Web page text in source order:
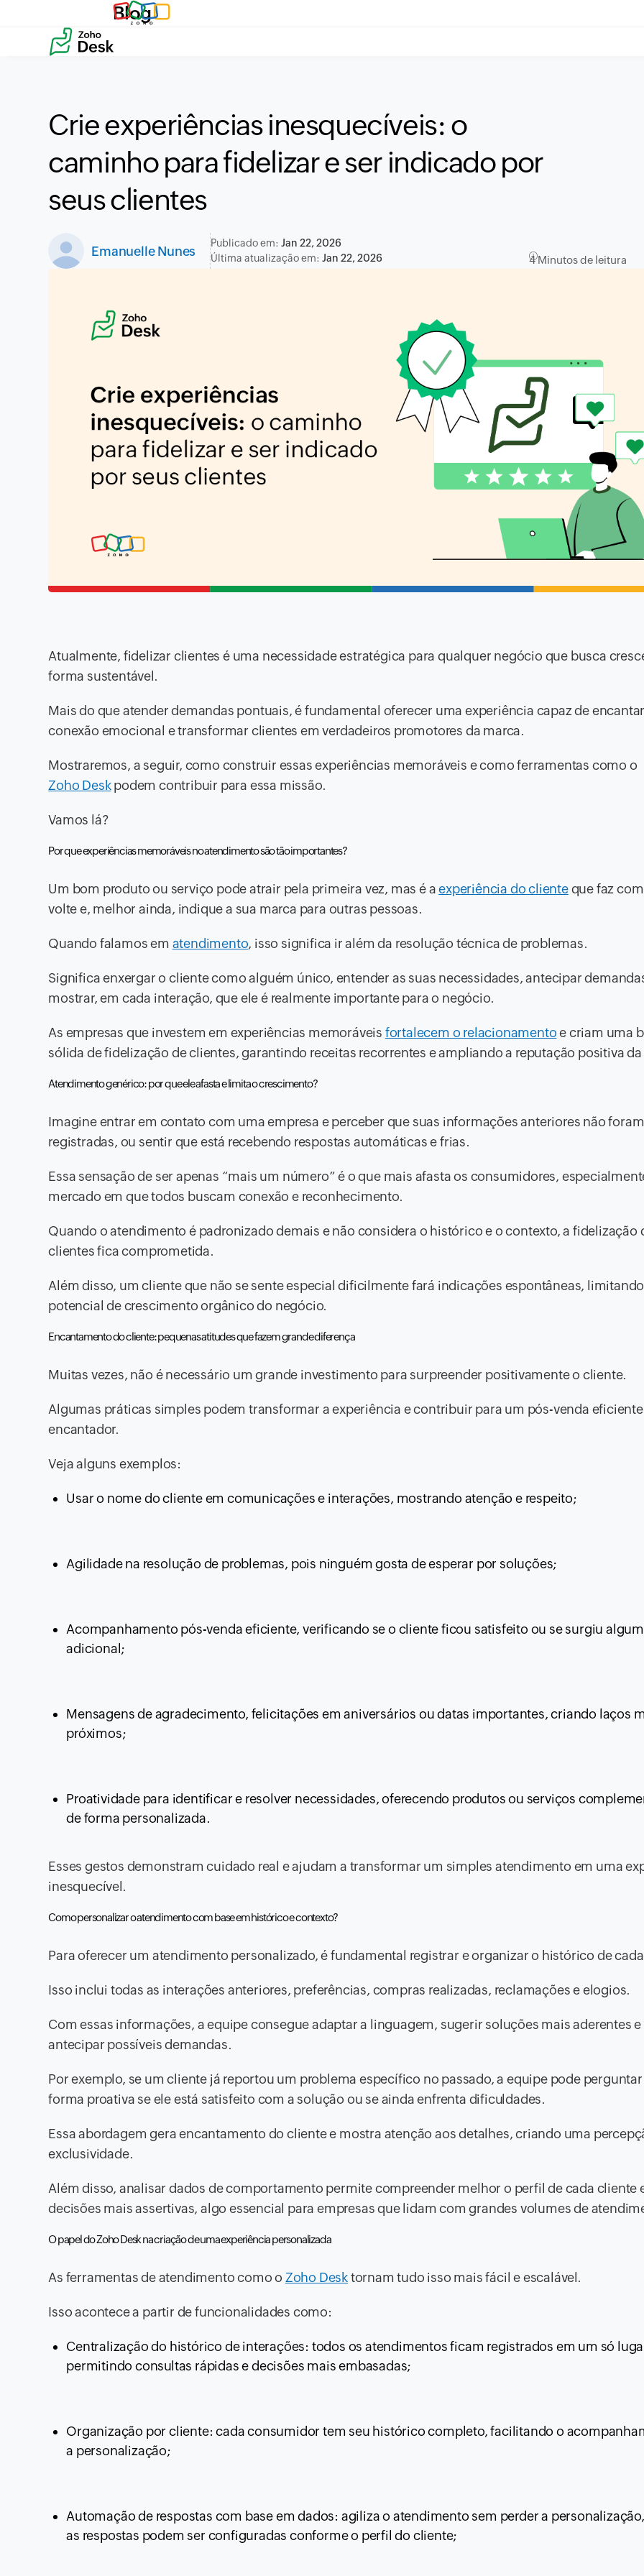
Blog
Crie experiências inesquecíveis: o
caminho para fidelizar e ser indicado por
seus clientes
Emanuelle Nunes
Publicado em:Jan 22, 2026
Última atualização em:Jan 22, 2026 4 Minutos de leitura
Atualmente, fidelizar clientes é uma necessidade estratégica para qualquer negócio que busca
forma sustentável.
Mais do que atender demandas pontuais, é fundamental oferecer uma experiência capaz de
conexão emocional e transformar clientes em verdadeiros promotores da marca.
Mostraremos, a seguir, como construir essas experiências memoráveis e como ferramentas como o
Zoho Deskpodem contribuir para essa missão.
Vamos lá?
Por que experiências memoráveis no atendimento são tão importantes?
Um bom produto ou serviço pode atrair pela primeira vez, mas é aexperiência do clienteque faz
volte e, melhor ainda, indique a sua marca para outras pessoas.
Quando falamos em atendimento, isso significa ir além da resolução técnica de problemas.
Significa enxergar o cliente como alguém único, entender as suas necessidades, antecipar
mostrar, em cada interação, que ele é realmente importante para o negócio.
As empresas que investem em experiências memoráveis fortalecem o relacionamentoe criam uma
sólida de fidelização de clientes, garantindo receitas recorrentes e ampliando a reputação positiva
Atendimento genérico: por que ele afasta e limita o crescimento?
Imagine entrar em contato com uma empresa e perceber que suas informações anteriores não foram
registradas, ou sentir que está recebendo respostas automáticas e frias.
Essa sensação de ser apenas “mais um número” é o que mais afasta os consumidores,
mercado em que todos buscam conexão e reconhecimento.
Quando o atendimento é padronizado demais e não considera o histórico e o contexto, a fidelização
clientes fica comprometida.
Além disso, um cliente que não se sente especial dificilmente fará indicações espontâneas,
potencial de crescimento orgânico do negócio.
Encantamento do cliente: pequenas atitudes que fazem grande diferença
Muitas vezes, não é necessário um grande investimento para surpreender positivamente o cliente.
Algumas práticas simples podem transformar a experiência e contribuir para um pós-venda
encantador.
Veja alguns exemplos:
Usar o nome do cliente em comunicações e interações, mostrando atenção e respeito;
Agilidade na resolução de problemas, pois ninguém gosta de esperar por soluções;
Acompanhamento pós-venda eficiente, verificando se o cliente ficou satisfeito ou se surgiu
adicional;
Mensagens de agradecimento, felicitações em aniversários ou datas importantes, criando laços
próximos;
Proatividade para identificar e resolver necessidades, oferecendo produtos ou serviços
de forma personalizada.
Esses gestos demonstram cuidado real e ajudam a transformar um simples atendimento em uma
inesquecível.
Como personalizar o atendimento com base em histórico e contexto?
Para oferecer um atendimento personalizado, é fundamental registrar e organizar o histórico de
Isso inclui todas as interações anteriores, preferências, compras realizadas, reclamações e elogios.
Com essas informações, a equipe consegue adaptar a linguagem, sugerir soluções mais aderentes e
antecipar possíveis demandas.
Por exemplo, se um cliente já reportou um problema específico no passado, a equipe pode
forma proativa se ele está satisfeito com a solução ou se ainda enfrenta dificuldades.
Essa abordagem gera encantamento do cliente e mostra atenção aos detalhes, criando uma
exclusividade.
Além disso, analisar dados de comportamento permite compreender melhor o perfil de cada cliente
decisões mais assertivas, algo essencial para empresas que lidam com grandes volumes de
O papel do Zoho Desk na criação de uma experiência personalizada
As ferramentas de atendimento como o Zoho Desktornam tudo isso mais fácil e escalável.
Isso acontece a partir de funcionalidades como:
Centralização do histórico de interações: todos os atendimentos ficam registrados em um só
permitindo consultas rápidas e decisões mais embasadas;
Organização por cliente: cada consumidor tem seu histórico completo, facilitando o
a personalização;
Automação de respostas com base em dados: agiliza o atendimento sem perder a
as respostas podem ser configuradas conforme o perfil do cliente;